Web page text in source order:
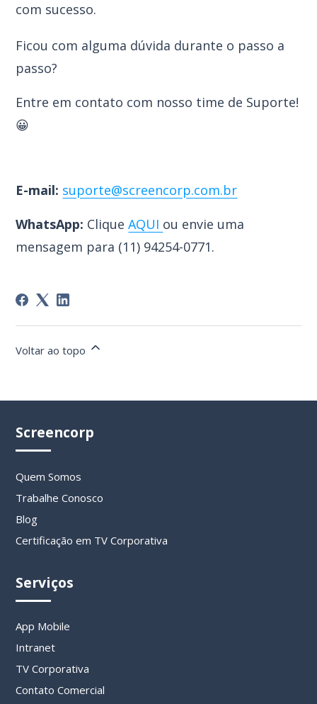
com sucesso.
Ficou com alguma dúvida durante o passo a
passo?
Entre em contato com nosso time de Suporte!
😀
E-mail: suporte@screencorp.com.br
WhatsApp: CliqueAQUI ou envie uma
mensagem para (11) 94254-0771.
Voltar ao topo
Screencorp
Quem Somos
Trabalhe Conosco
Blog
Certificação em TV Corporativa
Serviços
App Mobile
Intranet
TV Corporativa
Contato Comercial